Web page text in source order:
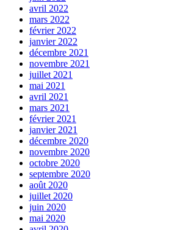
avril 2022
mars 2022
février 2022
janvier 2022
décembre 2021
novembre 2021
juillet 2021
mai 2021
avril 2021
mars 2021
février 2021
janvier 2021
décembre 2020
novembre 2020
octobre 2020
septembre 2020
août 2020
juillet 2020
juin 2020
mai 2020